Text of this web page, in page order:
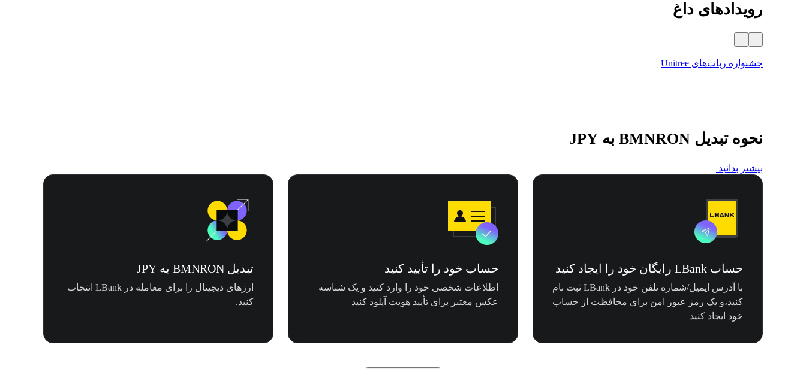
رویدادهای داغ
جشنواره ربات‌های Unitree
نحوه تبدیل BMNRON به JPY
بیشتر بدانید
حساب LBank رایگان خود را ایجاد کنید
با آدرس ایمیل/شماره تلفن خود در LBank ثبت نام
کنید،و یک رمز عبور امن برای محافظت از حساب
خود ایجاد کنید
حساب خود را تأیید کنید
اطلاعات شخصی خود را وارد کنید و یک شناسه
عکس معتبر برای تأیید هویت آپلود کنید
تبدیل BMNRON به JPY
ارزهای دیجیتال را برای معامله در LBank انتخاب
کنید.